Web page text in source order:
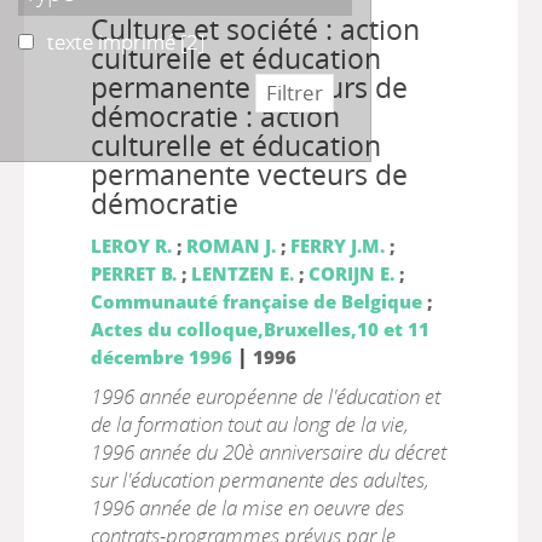
Culture et société : action
culturelle et éducation
permanente vecteurs de
démocratie : action
culturelle et éducation
permanente vecteurs de
démocratie
LEROY R.; ROMAN J.; FERRY J.M.;
PERRET B.; LENTZEN E.; CORIJN E.;
Communauté française de Belgique;
Actes du colloque,Bruxelles,10 et 11
décembre 1996 | 1996
1996 année européenne de l'éducation et
de la formation tout au long de la vie,
1996 année du 20è anniversaire du décret
sur l'éducation permanente des adultes,
1996 année de la mise en oeuvre des
contrats-programmes prévus par le
texte imprimé
texte imprimé[2]